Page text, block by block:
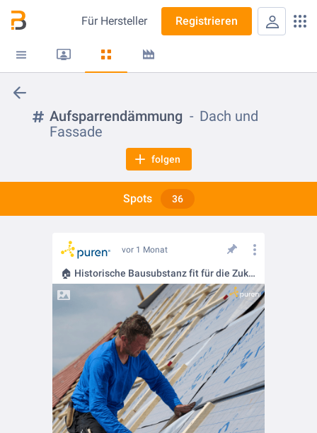
Für Hersteller Registrieren
Aufsparrendämmung
Dach und
Fassade
folgen
Spots 36
vor 1 Monat
🏠 Historische Bausubstanz fit für die Zukunft machen mit puren Ökonomic